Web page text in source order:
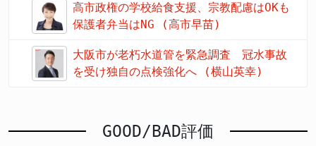
高市政権の学校給食支援、宗教配慮はOKも
保護者弁当はNG (高市早苗)
大阪市が老朽水道管を緊急調査 冠水事故
を受け独自の点検強化へ (横山英幸)
GOOD/BAD評価